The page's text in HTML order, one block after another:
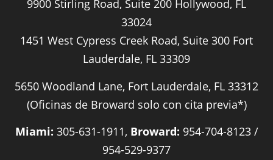
9900 Stirling Road, Suite 200 Hollywood, FL
33024
1451 West Cypress Creek Road, Suite 300 Fort
Lauderdale, FL 33309
5650 Woodland Lane, Fort Lauderdale, FL 33312
(Oficinas de Broward solo con cita previa*)
Miami: 305-631-1911, Broward: 954-704-8123 /
954-529-9377